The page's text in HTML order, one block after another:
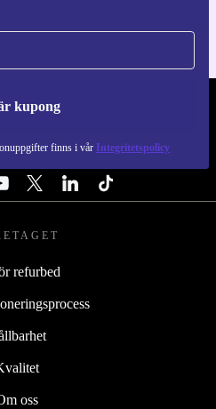
kupong
finns i vår Integritetspolicy
- RETHINK NEW.
OSS
refurbed
oss